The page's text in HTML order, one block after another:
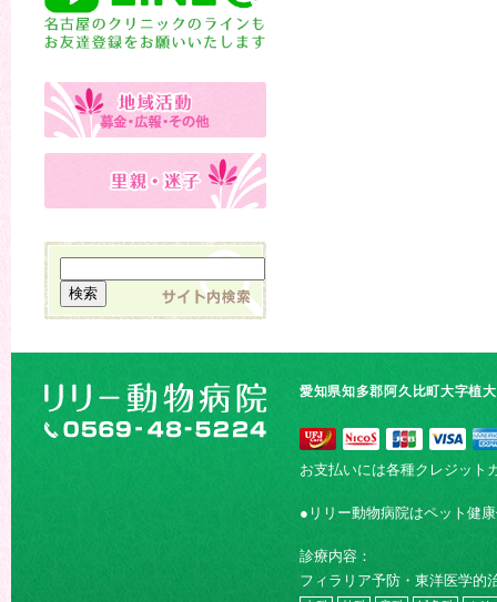
愛知県知多郡阿久比町大字植
お支払いには各種クレジット
●リリー動物病院はペット健
診療内容：
フィラリア予防・東洋医学的